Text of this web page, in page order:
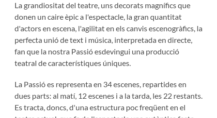
La grandiositat del teatre, uns decorats magnífics que
donen un caire èpic a l'espectacle, la gran quantitat
d'actors en escena, l'agilitat en els canvis escenogràfics, la
perfecta unió de text i música, interpretada en directe,
fan que la nostra Passió esdevingui una producció
teatral de característiques úniques.
La Passió es representa en 34 escenes, repartides en
dues parts: al matí, 12 escenes i a la tarda, les 22 restants.
Es tracta, doncs, d'una estructura poc freqüent en el